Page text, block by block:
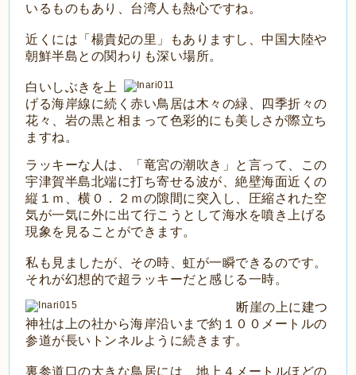
いるものもあり、台湾人も熱心ですね。
近くには「楊貴妃の里」もありますし、中国大陸や
朝鮮半島との関わりも深い場所。
白いしぶきを上
げる海岸線に続く赤い鳥居は木々の緑、四季折々の
花々、岩の黒と相まって色彩的にも美しさが際立ち
ますね。
ラッキーな人は、「竜宮の潮吹き」と言って、この
宇津賀半島北端に打ち寄せる波が、絶壁海面近くの
縦１ｍ、横０．２ｍの隙間に突入し、圧縮された空
気が一気に外に出て行こうとして海水を噴き上げる
現象を見ることができます。
私も見ましたが、その時、虹が一瞬できるのです。
それが幻想的で超ラッキーだと感じる一時。
断崖の上に建つ
神社は上の社から海岸沿いまで約１００メートルの
参道が長いトンネルように続きます。
裏参道口の大きな鳥居には、地上４メートルほどの